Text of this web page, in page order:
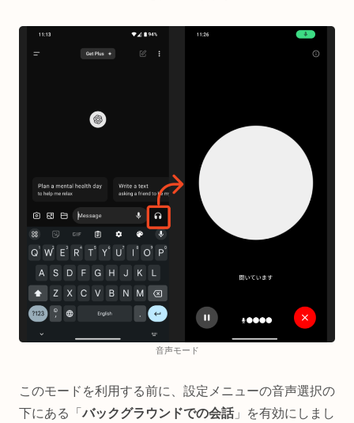
音声モード
このモードを利用する前に、設定メニューの音声選択の
下にある「バックグラウンドでの会話」を有効にしまし